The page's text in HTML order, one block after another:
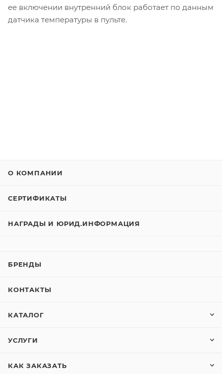
ее включении внутренний блок работает по данным
датчика температуры в пульте.
О КОМПАНИИ
СЕРТИФИКАТЫ
НАГРАДЫ И ЮРИД.ИНФОРМАЦИЯ
БРЕНДЫ
КОНТАКТЫ
КАТАЛОГ
УСЛУГИ
КАК ЗАКАЗАТЬ